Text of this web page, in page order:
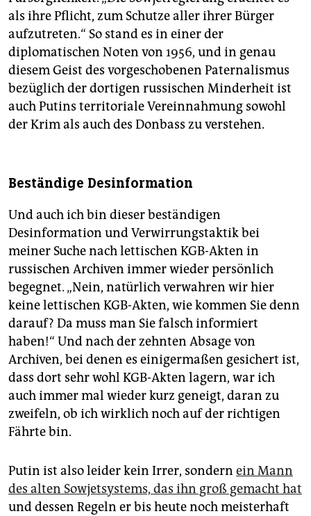
als ihre Pflicht, zum Schutze aller ihrer Bürger
aufzutreten.“ So stand es in einer der
diplomatischen Noten von 1956, und in genau
diesem Geist des vorgeschobenen Paternalismus
bezüglich der dortigen russischen Minderheit ist
auch Putins territoriale Vereinnahmung sowohl
der Krim als auch des Donbass zu verstehen.
Beständige Desinformation
Und auch ich bin dieser beständigen
Desinformation und Verwirrungstaktik bei
meiner Suche nach lettischen KGB-Akten in
russischen Archiven immer wieder persönlich
begegnet. „Nein, natürlich verwahren wir hier
keine lettischen KGB-Akten, wie kommen Sie denn
darauf? Da muss man Sie falsch informiert
haben!“ Und nach der zehnten Absage von
Archiven, bei denen es einigermaßen gesichert ist,
dass dort sehr wohl KGB-Akten lagern, war ich
auch immer mal wieder kurz geneigt, daran zu
zweifeln, ob ich wirklich noch auf der richtigen
Fährte bin.
Putin ist also leider kein Irrer, sondern ein Mann
des alten Sowjetsystems, das ihn groß gemacht hat
und dessen Regeln er bis heute noch meisterhaft